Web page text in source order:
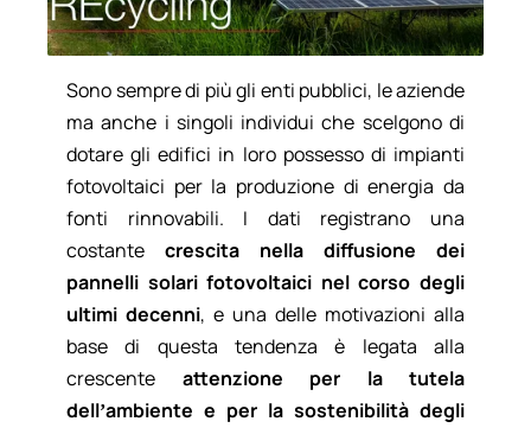
Sono sempre di più gli enti pubblici, le aziende
ma anche i singoli individui che scelgono di
dotare gli edifici in loro possesso di impianti
fotovoltaici per la produzione di energia da
fonti rinnovabili. I dati registrano una
costante crescita nella diffusione dei
pannelli solari fotovoltaici nel corso degli
ultimi decenni, e una delle motivazioni alla
base di questa tendenza è legata alla
crescente attenzione per la tutela
dell’ambiente e per la sostenibilità degli